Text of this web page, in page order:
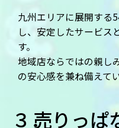
九州エリアに展開する
し、安定したサービス
す。
地域店ならではの親し
の安心感を兼ね備えてい
売りっぱ